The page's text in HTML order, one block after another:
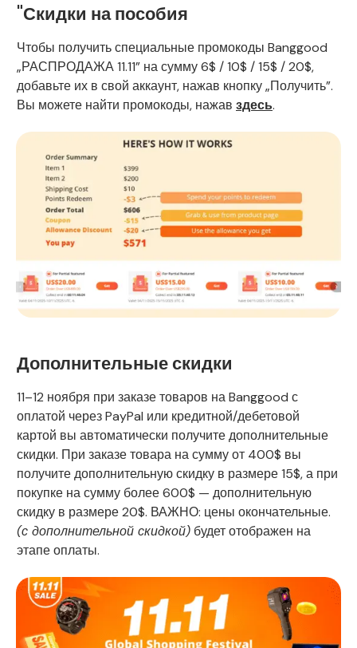
"Скидки на пособия
Чтобы получить специальные промокоды Banggood
„РАСПРОДАЖА 11.11” на сумму 6$ / 10$ / 15$ / 20$,
добавьте их в свой аккаунт, нажав кнопку „Получить”.
Вы можете найти промокоды, нажав здесь.
Дополнительные скидки
11–12 ноября при заказе товаров на Banggood с
оплатой через PayPal или кредитной/дебетовой
картой вы автоматически получите дополнительные
скидки. При заказе товара на сумму от 400$ вы
получите дополнительную скидку в размере 15$, а при
покупке на сумму более 600$ — дополнительную
скидку в размере 20$. ВАЖНО: цены окончательные.
(с дополнительной скидкой) будет отображен на
этапе оплаты.